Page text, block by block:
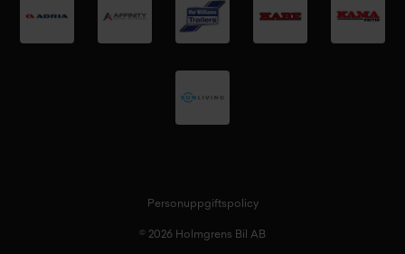
Personuppgiftspolicy
© 2026 Holmgrens Bil AB